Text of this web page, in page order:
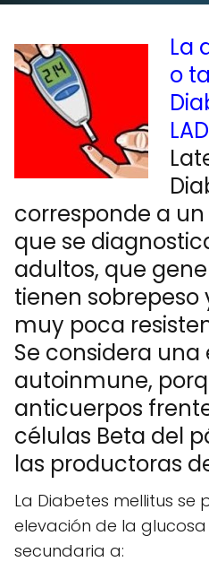
La
o
corresponde a
que se
adultos, que
tienen sobrepeso
muy poca
Se considera
autoinmune,
anticuerpos
células Beta del
las productoras
La Diabetes mellitus se
elevación de la
secundaria a: